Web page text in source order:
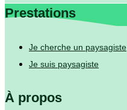
Prestations
Je cherche un paysagiste
Je suis paysagiste
À propos